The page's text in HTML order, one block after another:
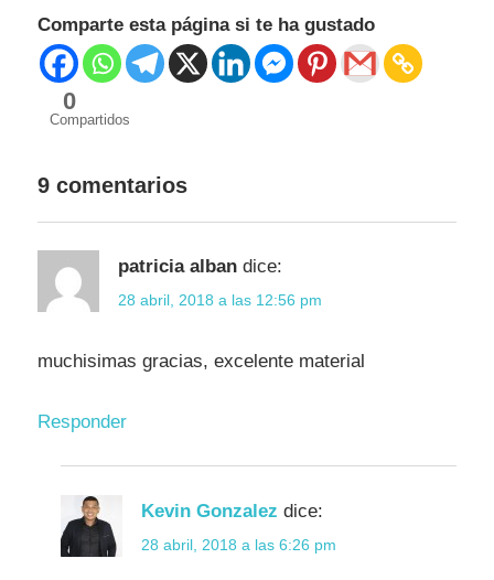
Comparte esta página si te ha gustado
0
Compartidos
9 comentarios
patricia alban dice:
28 abril, 2018 a las 12:56 pm
muchisimas gracias, excelente material
Responder
Kevin Gonzalez dice:
28 abril, 2018 a las 6:26 pm